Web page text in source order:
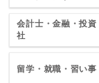
会計士・金融・投資
社
留学・就職・習い事